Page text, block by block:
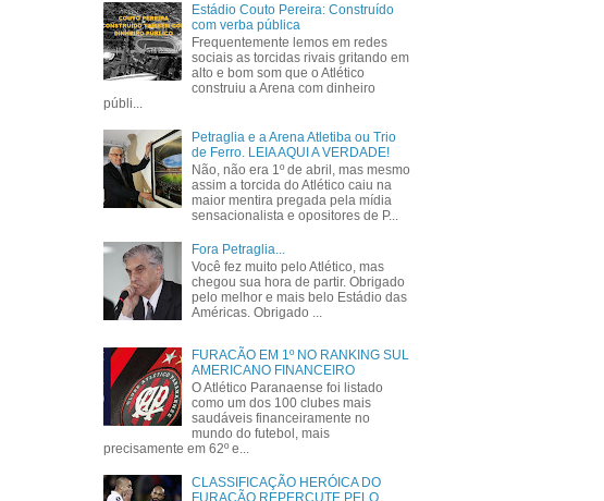
Estádio Couto Pereira: Construído
com verba pública
Frequentemente lemos em redes
sociais as torcidas rivais gritando em
alto e bom som que o Atlético
construiu a Arena com dinheiro
públi...
Petraglia e a Arena Atletiba ou Trio
de Ferro. LEIA AQUI A VERDADE!
Não, não era 1º de abril, mas mesmo
assim a torcida do Atlético caiu na
maior mentira pregada pela mídia
sensacionalista e opositores de P...
Fora Petraglia...
Você fez muito pelo Atlético, mas
chegou sua hora de partir. Obrigado
pelo melhor e mais belo Estádio das
Américas. Obrigado ...
FURACÃO EM 1º NO RANKING SUL
AMERICANO FINANCEIRO
O Atlético Paranaense foi listado
como um dos 100 clubes mais
saudáveis financeiramente no
mundo do futebol, mais
precisamente em 62º e...
CLASSIFICAÇÃO HERÓICA DO
FURACÃO REPERCUTE PELO